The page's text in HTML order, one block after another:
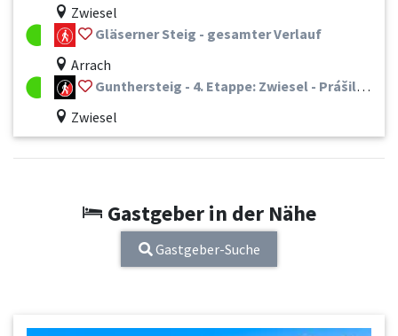
Zwiesel
Gläserner Steig - gesamter Verlauf
Arrach
Gunthersteig - 4. Etappe: Zwiesel - Prášily (CZ)
Zwiesel
Gastgeber in der Nähe
Gastgeber-Suche